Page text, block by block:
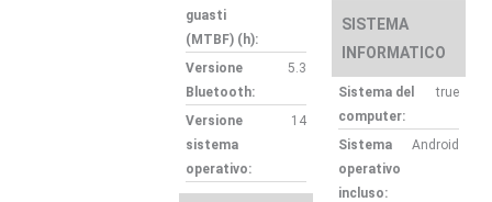
guasti
(MTBF) (h):
Versione
Bluetooth:
5.3
Versione
sistema
operativo:
14
SISTEMA
INFORMATICO
Sistema del
computer:
true
Sistema
operativo
incluso:
Android